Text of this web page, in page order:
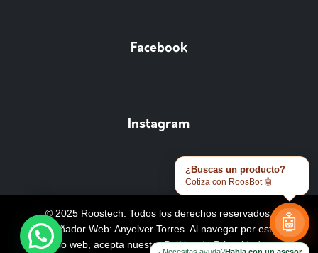
Facebook
Instagram
© 2025 Roostech. Todos los derechos reservados.
Diseñador Web: Anyelver Torres . Al navegar por este
sitio web, acepta nuestraPolítica de Privacidad y
¿Buscas un producto?
Cotiza con RoosBot 🤖
🤖